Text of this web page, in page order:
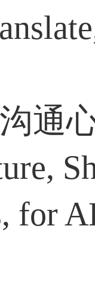
通
for